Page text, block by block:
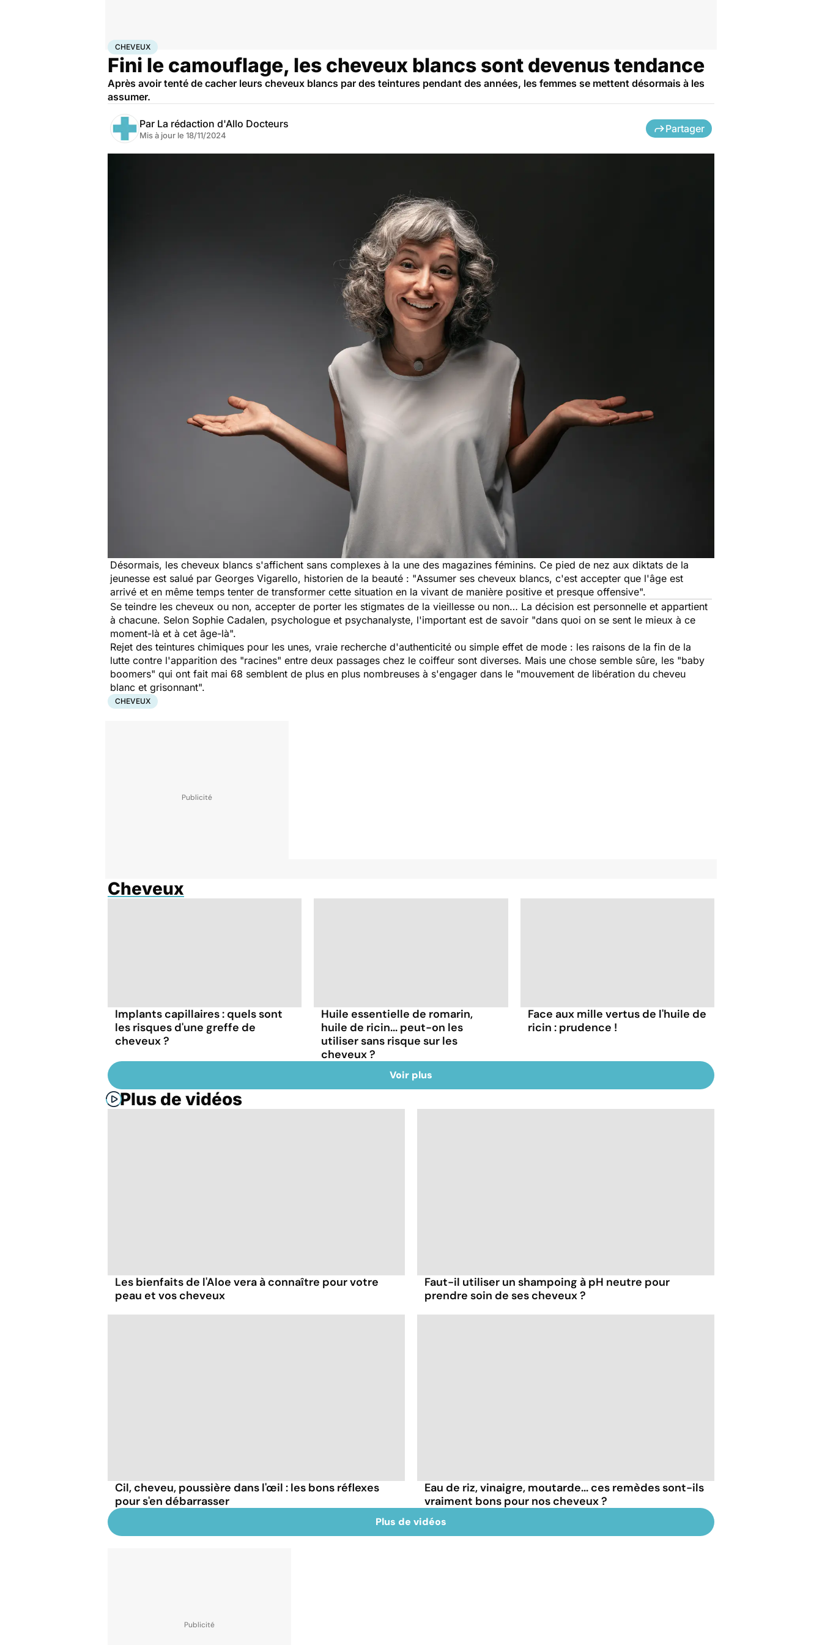
AccueilSanté Cheveux
CHEVEUX
Fini le camouflage, les cheveux blancs sont devenus tendance
Après avoir tenté de cacher leurs cheveux blancs par des teintures pendant des années, les femmes se mettent désormais à les
assumer.
Par La rédaction d'Allo Docteurs
Mis à jour le 18/11/2024
Partager
Désormais, les cheveux blancs s'affichent sans complexes à la une des magazines féminins. Ce pied de nez aux diktats de la
jeunesse est salué par Georges Vigarello, historien de la beauté : "Assumer ses cheveux blancs, c'est accepter que l'âge est
arrivé et en même temps tenter de transformer cette situation en la vivant de manière positive et presque offensive".
Se teindre les cheveux ou non, accepter de porter les stigmates de la vieillesse ou non… La décision est personnelle et appartient
à chacune. Selon Sophie Cadalen, psychologue et psychanalyste, l'important est de savoir "dans quoi on se sent le mieux à ce
moment-là et à cet âge-là".
Rejet des teintures chimiques pour les unes, vraie recherche d'authenticité ou simple effet de mode : les raisons de la fin de la
lutte contre l'apparition des "racines" entre deux passages chez le coiffeur sont diverses. Mais une chose semble sûre, les "baby
boomers" qui ont fait mai 68 semblent de plus en plus nombreuses à s'engager dans le "mouvement de libération du cheveu
blanc et grisonnant".
CHEVEUX
Cheveux
Implants capillaires : quels sont
les risques d'une greffe de
cheveux ?
Huile essentielle de romarin,
huile de ricin... peut-on les
utiliser sans risque sur les
cheveux ?
Face aux mille vertus de l'huile de
ricin : prudence !
Voir plus
Plus de vidéos
Les bienfaits de l'Aloe vera à connaître pour votre
peau et vos cheveux
Faut-il utiliser un shampoing à pH neutre pour
prendre soin de ses cheveux ?
Cil, cheveu, poussière dans l'œil : les bons réflexes
pour s'en débarrasser
Eau de riz, vinaigre, moutarde... ces remèdes sont-ils
vraiment bons pour nos cheveux ?
Plus de vidéos